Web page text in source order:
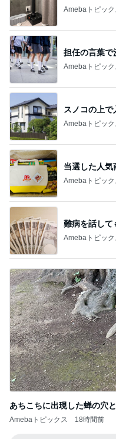
Amebaトピック
担任の言葉で
Amebaトピック
スノコの上
Amebaトピック
当選した人気
Amebaトピック
難病を話して
Amebaトピック
あちこちに出現した蝉の穴
Amebaトピックス 18時間前